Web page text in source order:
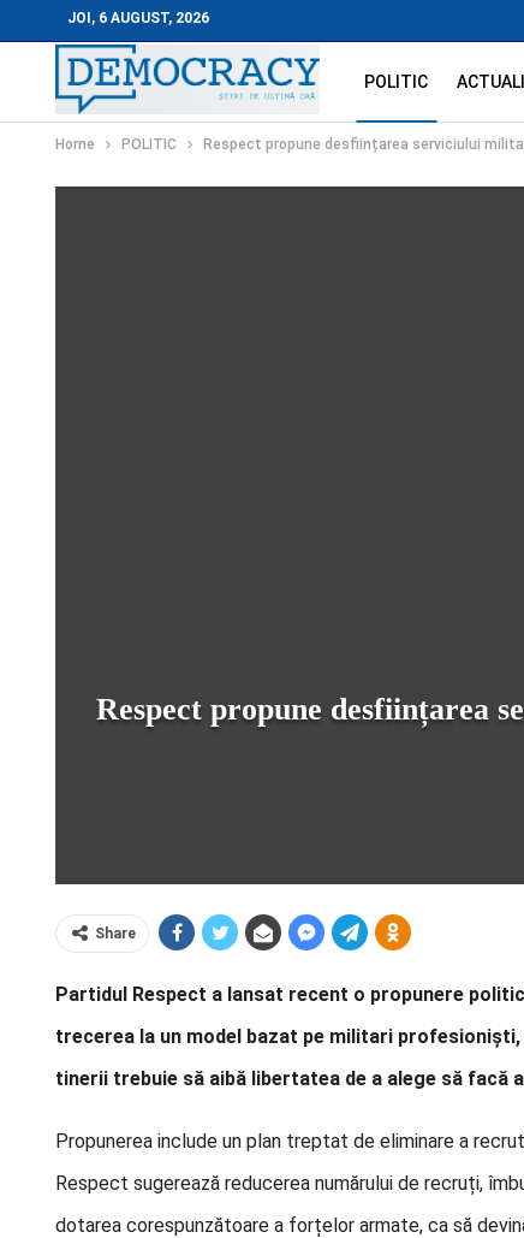
JOI, 6 AUGUST, 2026
POLITIC
Home POLITIC Respect propune desființarea serviciului
Respect propune desființarea
Share
Partidul Respect a lansat recent o propunere
trecerea la un model bazat pe militari
tinerii trebuie să aibă libertatea de a alege să facă
Propunerea include un plan treptat de eliminare a
Respect sugerează reducerea numărului de recruți,
dotarea corespunzătoare a forțelor armate, ca să